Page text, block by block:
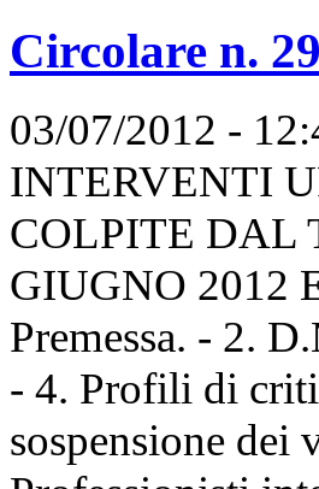
Circolare n.
03/07/2012 -
INTERVENTI
COLPITE DAL
GIUGNO 2012
Premessa. - 2.
- 4. Profili di
sospensione dei